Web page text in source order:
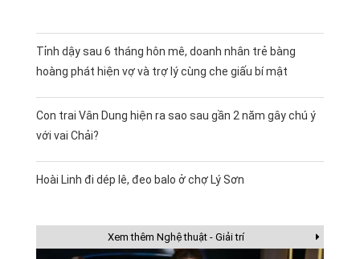
Tỉnh dậy sau 6 tháng hôn mê, doanh nhân trẻ bàng
hoàng phát hiện vợ và trợ lý cùng che giấu bí mật
Con trai Vân Dung hiện ra sao sau gần 2 năm gây chú ý
với vai Chải?
Hoài Linh đi dép lê, đeo balo ở chợ Lý Sơn
Xem thêm Nghệ thuật - Giải trí